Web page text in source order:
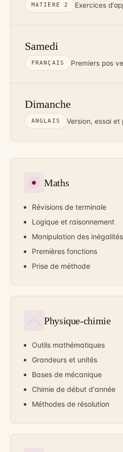
MATIÈRE 2 Exercices
Samedi
FRANÇAIS Premiers pas
Dimanche
ANGLAIS Version, essai et
Maths
Révisions de terminale
Logique et raisonnement
Manipulation des inégalités
Premières fonctions
Prise de méthode
Physique-chimie
Outils mathématiques
Grandeurs et unités
Bases de mécanique
Chimie de début d'année
Méthodes de résolution